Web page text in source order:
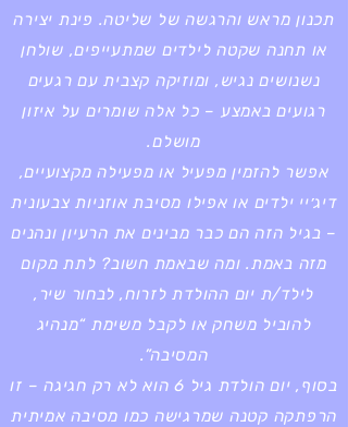
תכנון מראש והרגשה של שליטה. פינת יצירה
או תחנה שקטה לילדים שמתעייפים, שולחן
נשנושים נגיש, ומוזיקה קצבית עם רגעים
רגועים באמצע – כל אלה שומרים על איזון
מושלם.
אפשר להזמין מפעיל או מפעילה מקצועיים,
דיג׳יי ילדים או אפילו מסיבת אוזניות צבעונית
– בגיל הזה הם כבר מבינים את הרעיון ונהנים
מזה באמת. ומה שבאמת חשוב? לתת מקום
לילד/ת יום ההולדת לזרוח, לבחור שיר,
להוביל משחק או לקבל משימת “מנהיג
המסיבה”.
בסוף, יום הולדת גיל 6 הוא לא רק חגיגה – זו
הרפתקה קטנה שמרגישה כמו מסיבה אמיתית